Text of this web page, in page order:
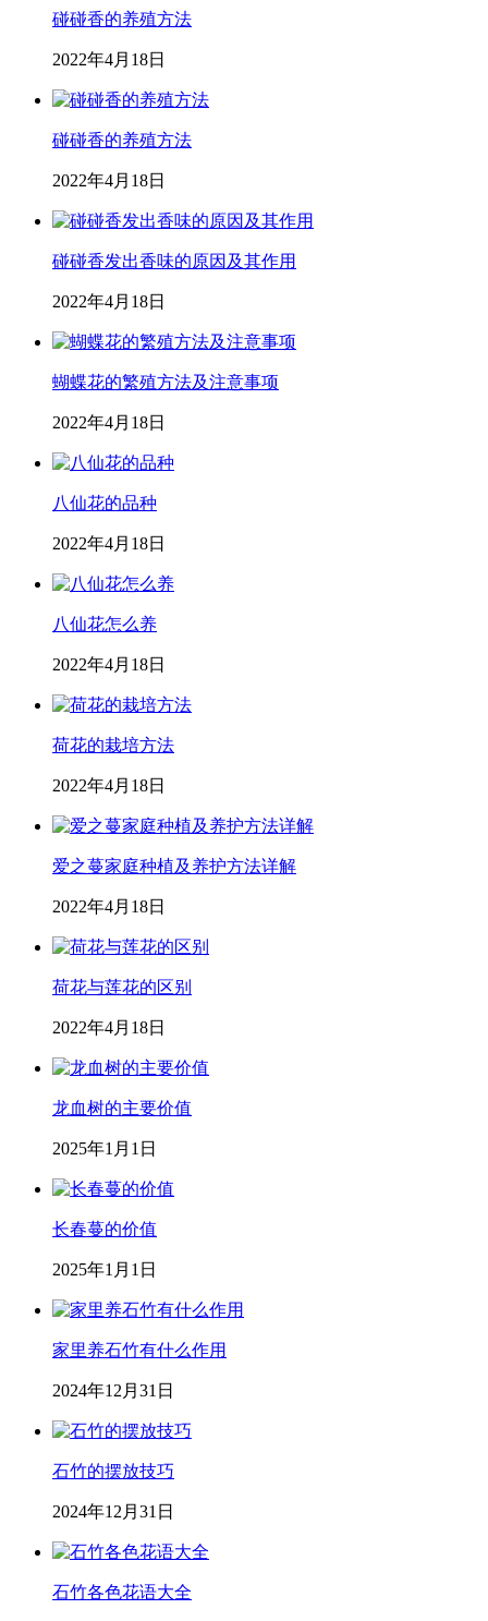
碰碰香的养殖方法
2022年4月18日
碰碰香的养殖方法
2022年4月18日
碰碰香发出香味的原因及其作用
2022年4月18日
蝴蝶花的繁殖方法及注意事项
2022年4月18日
八仙花的品种
2022年4月18日
八仙花怎么养
2022年4月18日
荷花的栽培方法
2022年4月18日
爱之蔓家庭种植及养护方法详解
2022年4月18日
荷花与莲花的区别
2022年4月18日
龙血树的主要价值
2025年1月1日
长春蔓的价值
2025年1月1日
家里养石竹有什么作用
2024年12月31日
石竹的摆放技巧
2024年12月31日
石竹各色花语大全